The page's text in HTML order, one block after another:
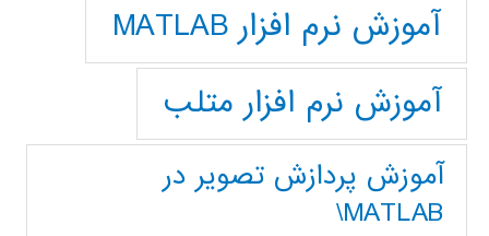
آموزش نرم افزار MATLAB
آموزش نرم افزار متلب
آموزش پردازش تصوير در
MATLAB\